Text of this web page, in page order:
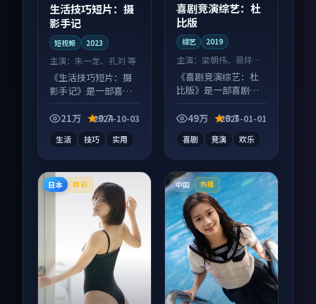
生活技巧短片：摄
影手记
短视频 2023
主演： 朱一龙、孔刘 等
《生活技巧短片：摄
影手记》是一部喜剧
大屏端观看，细节更
21万 9.7
2024-10-03
生活 技巧 实用
喜剧竞演综艺：杜
比版
综艺 2019
主演：梁朝伟、易烊千
玺 等
《喜剧竞演综艺：杜
比版》是一部喜剧向
端观看，细节更丰
49万 9.7
2025-01-01
喜剧 竞演 欢乐
日本 臻彩 中国 热播